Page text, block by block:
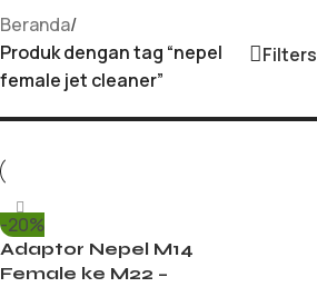
Beranda/
Produk dengan tag “nepel
female jet cleaner”
Filters
-20%
Adaptor Nepel M14
Female ke M22 –